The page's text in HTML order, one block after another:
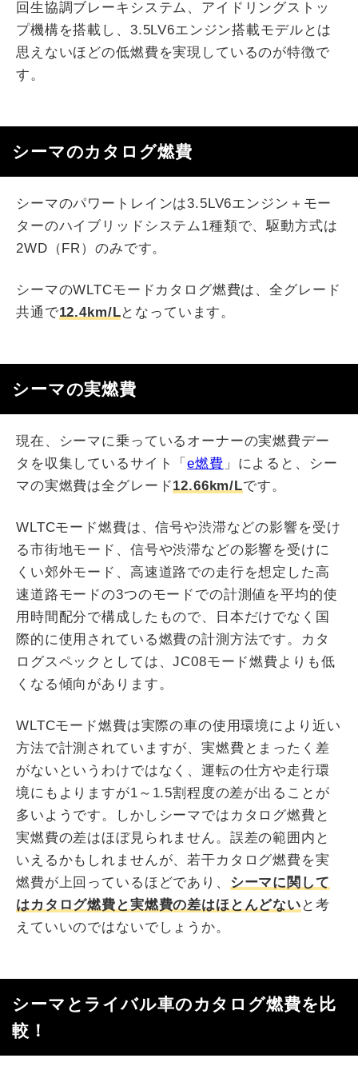
回生協調ブレーキシステム、アイドリングストッ
プ機構を搭載し、3.5LV6エンジン搭載モデルとは
思えないほどの低燃費を実現しているのが特徴で
す。
シーマのカタログ燃費
シーマのパワートレインは3.5LV6エンジン＋モー
ターのハイブリッドシステム1種類で、駆動方式は
2WD（FR）のみです。
シーマのWLTCモードカタログ燃費は、全グレード
共通で12.4km/Lとなっています。
シーマの実燃費
現在、シーマに乗っているオーナーの実燃費デー
タを収集しているサイト「e燃費 」によると、シー
マの実燃費は全グレード12.66km/Lです。
WLTCモード燃費は、信号や渋滞などの影響を受け
る市街地モード、信号や渋滞などの影響を受けに
くい郊外モード、高速道路での走行を想定した高
速道路モードの3つのモードでの計測値を平均的使
用時間配分で構成したもので、日本だけでなく国
際的に使用されている燃費の計測方法です。カタ
ログスペックとしては、JC08モード燃費よりも低
くなる傾向があります。
WLTCモード燃費は実際の車の使用環境により近い
方法で計測されていますが、実燃費とまったく差
がないというわけではなく、運転の仕方や走行環
境にもよりますが1～1.5割程度の差が出ることが
多いようです。しかしシーマではカタログ燃費と
実燃費の差はほぼ見られません。誤差の範囲内と
いえるかもしれませんが、若干カタログ燃費を実
燃費が上回っているほどであり、 シーマに関して
はカタログ燃費と実燃費の差はほとんどない と考
えていいのではないでしょうか。
シーマとライバル車のカタログ燃費を比
較！